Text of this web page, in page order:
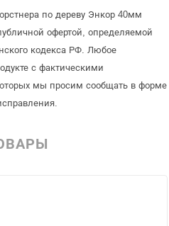
по дереву Энкор 40мм
офертой, определяемой
кодекса РФ. Любое
с фактическими
мы просим сообщать в форме